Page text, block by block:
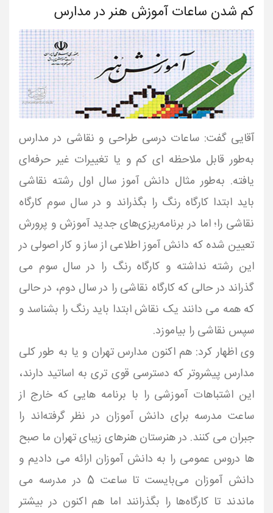
کم شدن ساعات آموزش هنر در مدارس
آقایی گفت: ساعات درسی طراحی و نقاشی در مدارس
به‌طور قابل ملاحظه ای کم و یا تغییرات غیر حرفه‌ای
یافته. به‌طور مثال دانش آموز سال اول رشته نقاشی
باید ابتدا کارگاه رنگ را بگذراند و در سال سوم کارگاه
نقاشی را؛ اما در برنامه‌ریزی‌های جدید آموزش و پرورش
تعیین شده که دانش آموز اطلاعی از ساز و کار اصولی در
این رشته نداشته و کارگاه رنگ را در سال سوم می
گذراند در حالی که کارگاه نقاشی را در سال دوم، در حالی
که همه می دانند یک نقاش ابتدا باید رنگ را بشناسد و
وی اظهار کرد: هم اکنون مدارس تهران و یا به طور کلی
مدارس پیشروتر که دسترسی قوی تری به اساتید دارند،
این اشتباهات آموزشی را با برنامه هایی که خارج از
ساعت مدرسه برای دانش آموزان در نظر گرفته‌اند را
جبران می کنند. در هنرستان هنرهای زیبای تهران ما صبح
ها دروس عمومی را به دانش آموزان ارائه می دادیم و
دانش آموزان می‌بایست تا ساعت 5 در مدرسه می
ماندند تا کارگاه‌ها را بگذرانند اما هم اکنون در بیشتر